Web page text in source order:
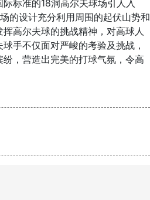
标准的18洞高尔夫球场引人入
的设计充分利用周围的起伏山势和
高尔夫球的挑战精神，对高球人
手不仅面对严峻的考验及挑战，
，营造出完美的打球气氛，令高